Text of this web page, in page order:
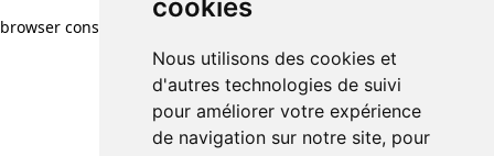
cookies
Nous utilisons des cookies et
d'autres technologies de suivi
pour améliorer votre expérience
de navigation sur notre site, pour
browser console for more information)